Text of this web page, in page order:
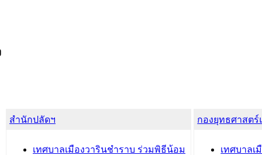
สำนักปลัดฯ
เทศบาลเมืองวารินชำราบ ร่วมพิธีน้อม
กองยุทธศาสต
เทศบาลเ